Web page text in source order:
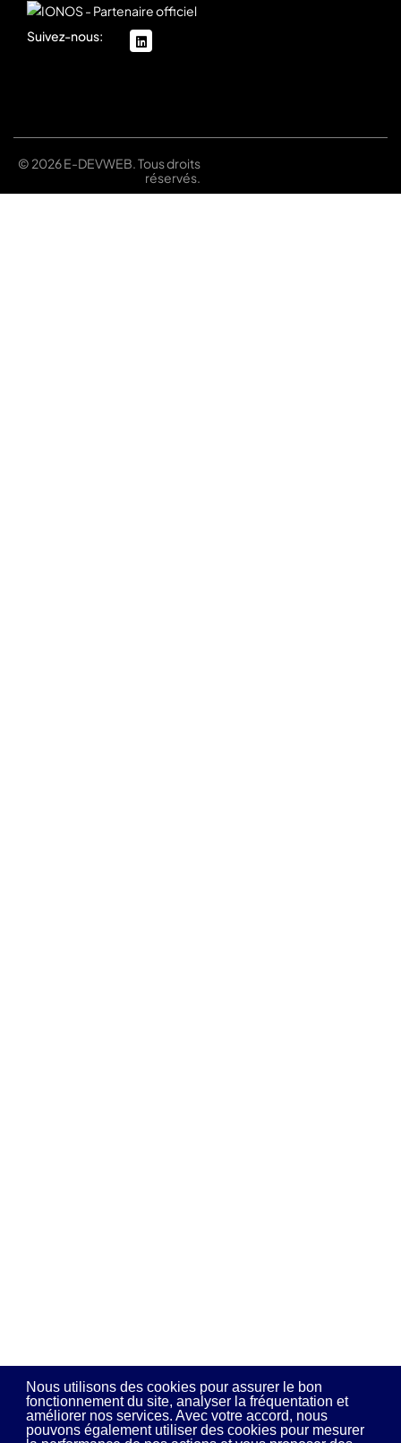
Nous utilisons des cookies pour assurer le bon
fonctionnement du site, analyser la fréquentation et
améliorer nos services. Avec votre accord, nous
pouvons également utiliser des cookies pour mesurer
Suivez-nous: linkedin
© 2026 E-DEVWEB. Tous droits
réservés.